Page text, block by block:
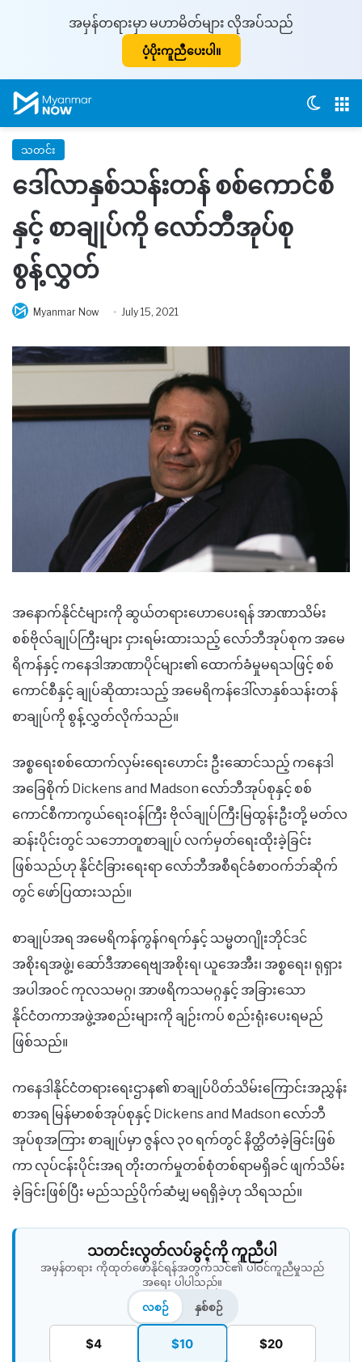
အမှန်တရားမှာ မဟာမိတ်များ လိုအပ်သည်
ပံ့ပိုးကူညီပေးပါ။
သတင်း
ဒေါ်လာနှစ်သန်းတန် စစ်ကောင်စီ
နှင့် စာချုပ်ကို လော်ဘီအုပ်စု
စွန့်လွှတ်
Myanmar Now July 15, 2021
အနောက်နိုင်ငံများကို ဆွယ်တရားဟောပေးရန် အာဏာသိမ်း
စစ်ဗိုလ်ချုပ်ကြီးများ ငှားရမ်းထားသည့် လော်ဘီအုပ်စုက အမေ
ရိကန်နှင့် ကနေဒါအာဏာပိုင်များ၏ ထောက်ခံမှုမရသဖြင့် စစ်
ကောင်စီနှင့် ချုပ်ဆိုထားသည့် အမေရိကန်ဒေါ်လာနှစ်သန်းတန်
စာချုပ်ကို စွန့်လွှတ်လိုက်သည်။
အစ္စရေးစစ်ထောက်လှမ်းရေးဟောင်း ဦးဆောင်သည့် ကနေဒါ
အခြေစိုက် Dickens and Madson လော်ဘီအုပ်စုနှင့် စစ်
ကောင်စီကာကွယ်ရေးဝန်ကြီး ဗိုလ်ချုပ်ကြီးမြထွန်းဦးတို့ မတ်လ
ဆန်းပိုင်းတွင် သဘောတူစာချုပ် လက်မှတ်ရေးထိုးခဲ့ခြင်း
ဖြစ်သည်ဟု နိုင်ငံခြားရေးရာ လော်ဘီအစီရင်ခံစာဝက်ဘ်ဆိုက်
တွင် ဖော်ပြထားသည်။
စာချုပ်အရ အမေရိကန်ကွန်ဂရက်နှင့် သမ္မတဂျိုးဘိုင်ဒင်
အစိုးရအဖွဲ့၊ ဆော်ဒီအာရေဗျအစိုးရ၊ ယူအေအီး၊ အစ္စရေး၊ ရုရှား
အပါအဝင် ကုလသမဂ္ဂ၊ အာဖရိကသမဂ္ဂနှင့် အခြားသော
နိုင်ငံတကာအဖွဲ့အစည်းများကို ချဉ်းကပ် စည်းရုံးပေးရမည်
ဖြစ်သည်။
ကနေဒါနိုင်ငံတရားရေးဌာန၏ စာချုပ်ပိတ်သိမ်းကြောင်းအညွှန်း
စာအရ မြန်မာစစ်အုပ်စုနှင့် Dickens and Madson လော်ဘီ
အုပ်စုအကြား စာချုပ်မှာ ဇွန်လ ၃၀ ရက်တွင် နိတ္ထိတံခဲ့ခြင်းဖြစ်
ကာ လုပ်ငန်းပိုင်းအရ တိုးတက်မှုတစ်စုံတစ်ရာမရှိခင် ဖျက်သိမ်း
ခဲ့ခြင်းဖြစ်ပြီး မည်သည့်ပိုက်ဆံမျှ မရရှိခဲ့ဟု သိရသည်။
သတင်းလွတ်လပ်ခွင့်ကို ကူညီပါ
အမှန်တရား ကိုထုတ်ဖော်နိုင်ရန်အတွက်သင်၏ ပါဝင်ကူညီမှုသည်
အရေး ပါပါသည်။
လစဉ်
နှစ်စဉ်
$4 $10 $20